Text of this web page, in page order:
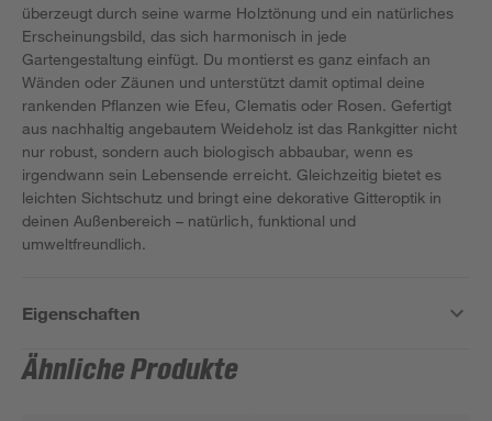
überzeugt durch seine warme Holztönung und ein natürliches
Erscheinungsbild, das sich harmonisch in jede
Gartengestaltung einfügt. Du montierst es ganz einfach an
Wänden oder Zäunen und unterstützt damit optimal deine
rankenden Pflanzen wie Efeu, Clematis oder Rosen. Gefertigt
aus nachhaltig angebautem Weideholz ist das Rankgitter nicht
nur robust, sondern auch biologisch abbaubar, wenn es
irgendwann sein Lebensende erreicht. Gleichzeitig bietet es
leichten Sichtschutz und bringt eine dekorative Gitteroptik in
deinen Außenbereich – natürlich, funktional und
umweltfreundlich.
Eigenschaften
Ähnliche Produkte